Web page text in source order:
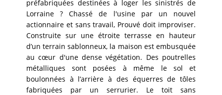
préfabriquées destinées à loger les sinistrés de
Lorraine ? Chassé de l'usine par un nouvel
actionnaire et sans travail, Prouvé doit improviser.
Construite sur une étroite terrasse en hauteur
d’un terrain sablonneux, la maison est embusquée
au cœur d'une dense végétation. Des poutrelles
métalliques sont posées à même le sol et
boulonnées à l’arrière à des équerres de tôles
fabriquées par un serrurier. Le toit sans